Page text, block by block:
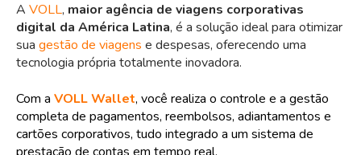
A VOLL, maior agência de viagens corporativas
digital da América Latina, é a solução ideal para otimizar
sua gestão de viagens e despesas, oferecendo uma
tecnologia própria totalmente inovadora.
Com a VOLL Wallet, você realiza o controle e a gestão
completa de pagamentos, reembolsos, adiantamentos e
cartões corporativos, tudo integrado a um sistema de